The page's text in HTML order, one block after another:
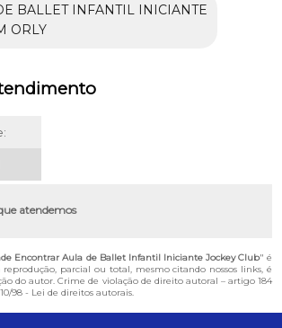
BALLET INFANTIL INICIANTE
ORLY
atendemos
Encontrar Aula de Ballet Infantil Iniciante Jockey Club" é
reprodução, parcial ou total, mesmo citando nossos links, é
do autor. Crime de violação de direito autoral – artigo 184
98 - Lei de direitos autorais.